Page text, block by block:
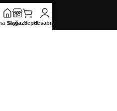
KVKK
Sayfa
MağazaSepetHesabım